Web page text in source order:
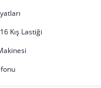
Kış Lastiği